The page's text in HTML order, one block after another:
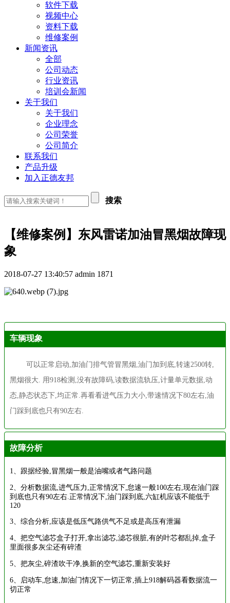
软件下载
视频中心
资料下载
维修案例
新闻资讯
全部
公司动态
行业资讯
培训会新闻
关于我们
关于我们
企业理念
公司荣誉
公司简介
联系我们
产品升级
加入正德友邦
搜索
【维修案例】东风雷诺加油冒黑烟故障现
象
2018-07-27 13:40:57 admin 1871
车辆现象
可以正常启动,加油门排气管冒黑烟,油门加到底,转速2500转,
黑烟很大. 用918检测,没有故障码,读数据流轨压,计量单元数据,动
态,静态状态下,均正常.再看看进气压力大小,带速情况下80左右,油
门踩到底也只有90左右.
故障分析
1、跟据经验,冒黑烟一般是油嘴或者气路问题
2、分析数据流,进气压力,正常情况下,怠速一般100左右,现在油门踩
到底也只有90左右.正常情况下,油门踩到底,六缸机应该不能低于
120
3、综合分析,应该是低压气路供气不足或是高压有泄漏
4、把空气滤芯盒子打开,拿出滤芯,滤芯很脏,有的叶芯都乱掉,盒子
里面很多灰尘还有碎渣
5、把灰尘,碎渣吹干净,换新的空气滤芯,重新安装好
6、启动车,怠速,加油门情况下一切正常,插上918解码器看数据流一
切正常